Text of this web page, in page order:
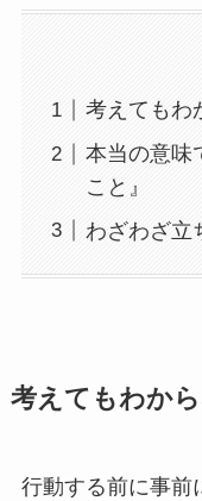
考えてもわ
本当の意味
こと』
わざわざ立
考えてもわか
行動する前に事前